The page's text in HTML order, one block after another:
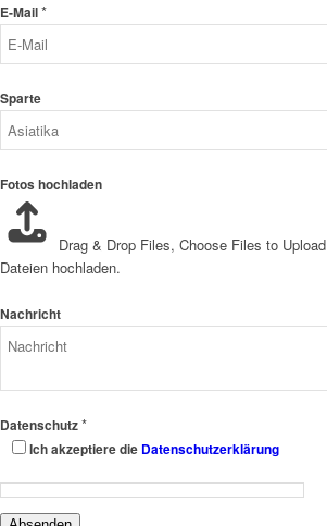
E-Mail*
Sparte
Fotos hochladen
Drag & Drop Files, Choose Files to Upload
Dateien hochladen.
Nachricht
Datenschutz*
Ich akzeptiere die Datenschutzerklärung